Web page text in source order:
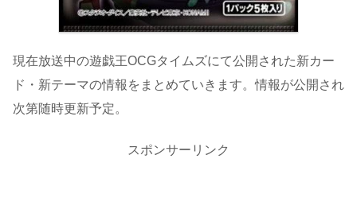
現在放送中の遊戯王OCGタイムズにて公開された新カー
ド・新テーマの情報をまとめていきます。情報が公開され
次第随時更新予定。
スポンサーリンク